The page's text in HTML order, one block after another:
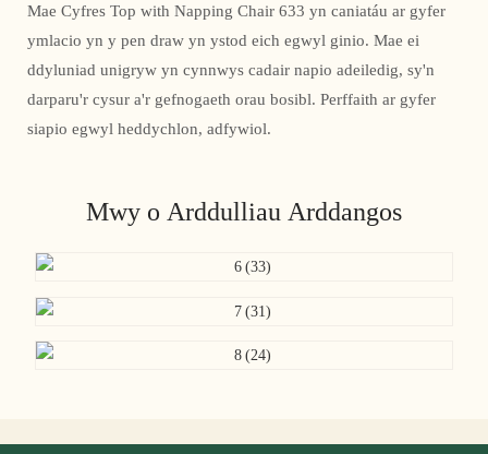
Mae Cyfres Top with Napping Chair 633 yn caniatáu ar gyfer
ymlacio yn y pen draw yn ystod eich egwyl ginio. Mae ei
ddyluniad unigryw yn cynnwys cadair napio adeiledig, sy'n
darparu'r cysur a'r gefnogaeth orau bosibl. Perffaith ar gyfer
siapio egwyl heddychlon, adfywiol.
Mwy o Arddulliau Arddangos